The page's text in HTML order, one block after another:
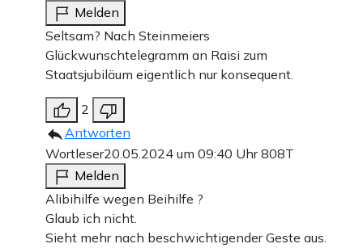
Melden
Seltsam? Nach Steinmeiers
Glückwunschtelegramm an Raisi zum
Staatsjubiläum eigentlich nur konsequent.
2
Antworten
Wortleser20.05.2024 um 09:40 Uhr808T
Melden
Alibihilfe wegen Beihilfe ?
Glaub ich nicht.
Sieht mehr nach beschwichtigender Geste aus.